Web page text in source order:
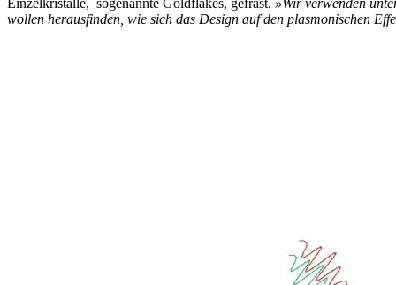
wollen herausfinden, wie sich das De­sign auf den plasmonischen